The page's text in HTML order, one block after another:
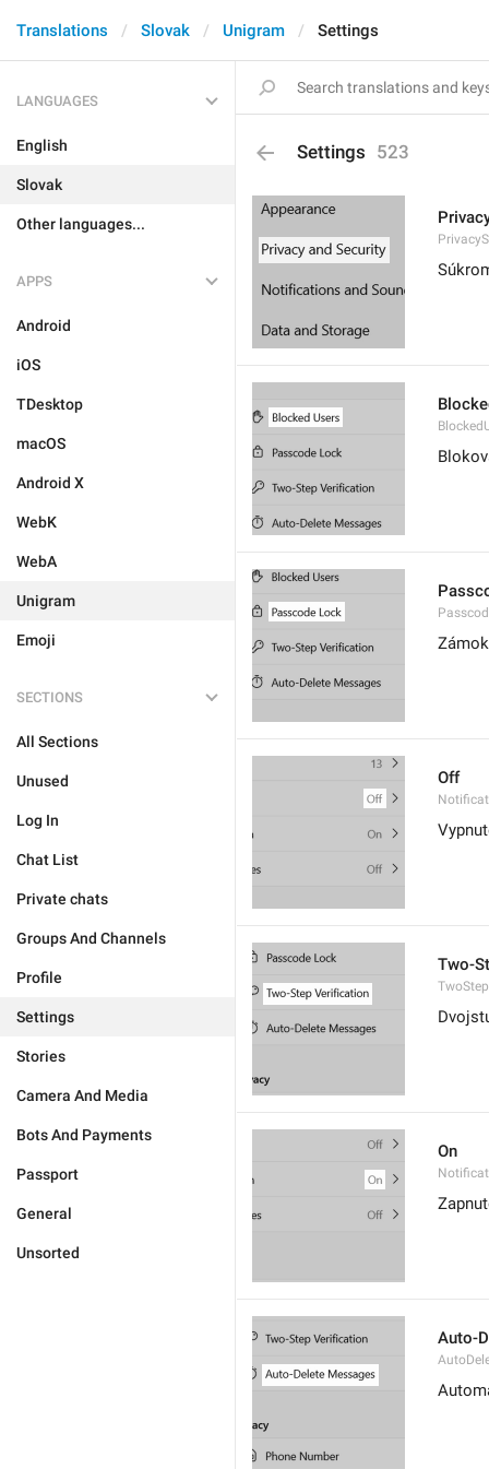
Translations Slovak Unigram Settings
LANGUAGES
English
Slovak
Other languages...
APPS
Android
iOS
TDesktop
macOS
Android X
WebK
WebA
Unigram
Emoji
SECTIONS
All Sections
Unused
Log In
Chat List
Private chats
Groups And Channels
Profile
Settings
Stories
Camera And Media
Bots And Payments
Passport
General
Unsorted
Settings 523
Off
Two-
On
Auto-